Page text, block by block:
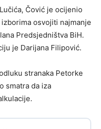
Čović je ocijenio
osvojiti najmanje
Predsjedništva BiH.
je Darijana Filipović.
stranaka Petorke
smatra da iza